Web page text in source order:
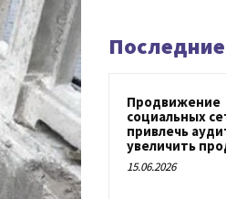
Продвижение
социальных
привлечь
увеличить
15.06.2026